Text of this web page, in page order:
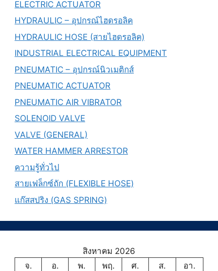
ELECTRIC ACTUATOR
HYDRAULIC – อุปกรณ์ไฮดรอลิค
HYDRAULIC HOSE (สายไฮดรอลิค)
INDUSTRIAL ELECTRICAL EQUIPMENT
PNEUMATIC – อุปกรณ์นิวเมติกส์
PNEUMATIC ACTUATOR
PNEUMATIC AIR VIBRATOR
SOLENOID VALVE
VALVE (GENERAL)
WATER HAMMER ARRESTOR
ความรู้ทั่วไป
สายเฟล็กซ์ถัก (FLEXIBLE HOSE)
แก๊สสปริง (GAS SPRING)
สิงหาคม 2026
จ.
อ. พ. พฤ. ศ. ส.
อา.